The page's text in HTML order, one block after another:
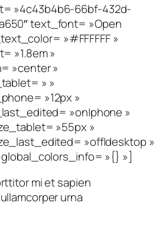
»4c43b4b6-66bf-432d-
text_font= »Open
»#FFFFFF »
»1.8em »
»center »
» »
»12px »
»on|phone »
»55px »
»off|desktop »
»{} »]
mi et sapien
urna